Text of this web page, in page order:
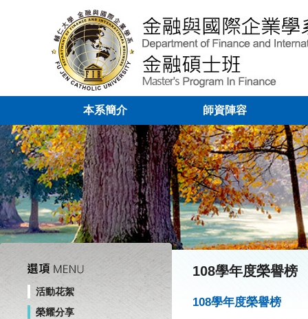
本系簡介 師資陣容
活動花絮
榮耀分享
108學年度榮譽榜
108學年度榮譽榜